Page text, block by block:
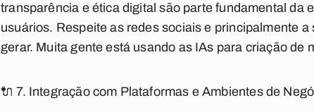
transparência e ética digital são parte fundamental da
usuários. Respeite as redes sociais e principalmente
gerar. Muita gente está usando as IAs para criação de
🔌 7. Integração com Plataformas e Ambientes de